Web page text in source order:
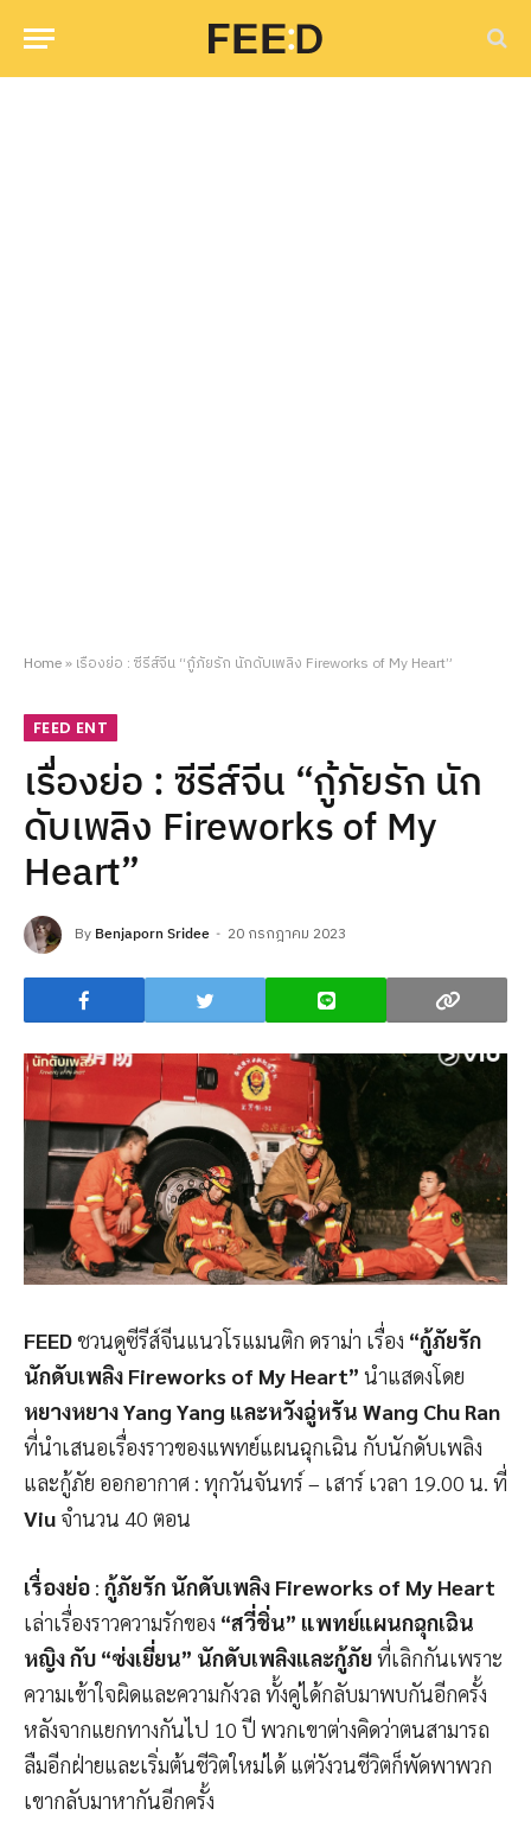
Home» เรื่องย่อ : ซีรีส์จีน “กู้ภัยรัก นักดับเพลิง Fireworks of My Heart”
FEED ENT
เรื่องย่อ : ซีรีส์จีน “กู้ภัยรัก นัก
ดับเพลิง Fireworks of My
Heart”
By Benjaporn Sridee 20 กรกฎาคม 2023
FEEDชวนดูซีรีส์จีนแนวโรแมนติก ดราม่า เรื่อง “กู้ภัยรัก
นักดับเพลิง Fireworks of My Heart” นำแสดงโดย
หยางหยาง Yang Yang และหวังฉู่หรัน Wang Chu Ran
ที่นำเสนอเรื่องราวของแพทย์แผนฉุกเฉิน กับนักดับเพลิง
และกู้ภัย ออกอากาศ : ทุกวันจันทร์ – เสาร์ เวลา 19.00 น. ที่
Viu จำนวน 40 ตอน
เรื่องย่อ : กู้ภัยรัก นักดับเพลิง Fireworks of My Heart
เล่าเรื่องราวความรักของ “สวี่ชิ่น” แพทย์แผนกฉุกเฉิน
หญิง กับ “ซ่งเยี่ยน” นักดับเพลิงและกู้ภัยที่เลิกกันเพราะ
ความเข้าใจผิดและความกังวล ทั้งคู่ได้กลับมาพบกันอีกครั้ง
หลังจากแยกทางกันไป 10 ปี พวกเขาต่างคิดว่าตนสามารถ
ลืมอีกฝ่ายและเริ่มต้นชีวิตใหม่ได้ แต่วังวนชีวิตก็พัดพาพวก
เขากลับมาหากันอีกครั้ง